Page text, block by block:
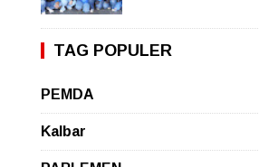
TAG POPULER
PEMDA
Kalbar